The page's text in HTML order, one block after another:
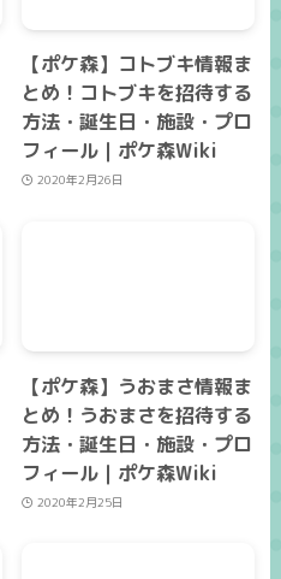
【ポケ森】コトブキ情報ま
とめ！コトブキを招待する
方法・誕生日・施設・プロ
フィール｜ポケ森Wiki
2020年2月26日
【ポケ森】うおまさ情報ま
とめ！うおまさを招待する
方法・誕生日・施設・プロ
フィール｜ポケ森Wiki
2020年2月25日